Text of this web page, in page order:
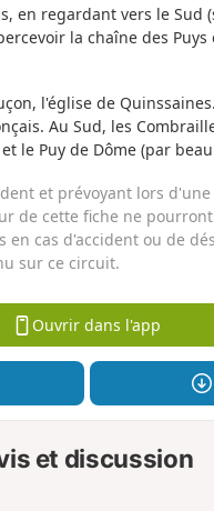
en regardant vers le Sud
la chaîne des Puys
l'église de
Au Sud, les
le Puy de Dôme (par
et prévoyant lors
de cette fiche ne
en cas d'accident ou de
sur ce circuit.
Ouvrir dans l'app
et discussion